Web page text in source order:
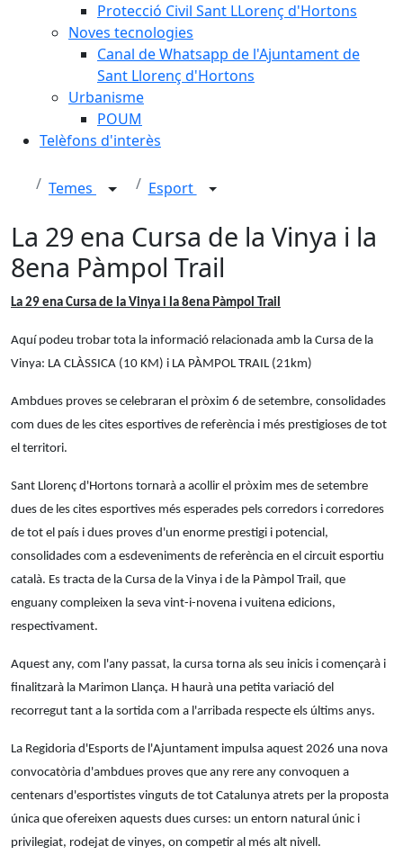
Protecció Civil Sant LLorenç d'Hortons
Noves tecnologies
Canal de Whatsapp de l'Ajuntament de
Sant Llorenç d'Hortons
Urbanisme
POUM
Telèfons d'interès
Temes Esport
La 29 ena Cursa de la Vinya i la
8ena Pàmpol Trail
La 29 ena Cursa de la Vinya i la 8ena Pàmpol Trail
Aquí podeu trobar tota la informació relacionada amb la Cursa de la
Vinya: LA CLÀSSICA (10 KM) i LA PÀMPOL TRAIL (21km)
Ambdues proves se celebraran el pròxim 6 de setembre, consolidades
com dues de les cites esportives de referència i més prestigioses de tot
el territori.
Sant Llorenç d'Hortons tornarà a acollir el pròxim mes de setembre
dues de les cites esportives més esperades pels corredors i corredores
de tot el país i dues proves d'un enorme prestigi i potencial,
consolidades com a esdeveniments de referència en el circuit esportiu
català. Es tracta de la Cursa de la Vinya i de la Pàmpol Trail, que
enguany compleixen la seva vint-i-novena i vuitena edicions,
respectivament.
Aquest any, com l'any passat, la cursa torna als seu inicis i començarà i
finalitzarà la Marimon Llança. H haurà una petita variació del
recorregut tant a la sortida com a l'arribada respecte els últims anys.
La Regidoria d'Esports de l'Ajuntament impulsa aquest 2026 una nova
convocatòria d'ambdues proves que any rere any convoquen a
centenars d'esportistes vinguts de tot Catalunya atrets per la proposta
única que ofereixen aquests dues curses: un entorn natural únic i
privilegiat, rodejat de vinyes, on competir al més alt nivell.